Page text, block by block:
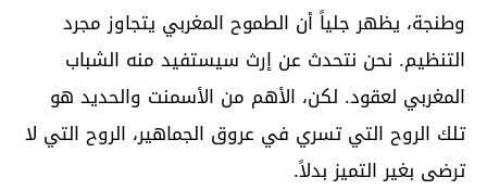
وطنجة، يظهر جلياً أن الطموح المغربي يتجاوز مجرد
التنظيم. نحن نتحدث عن إرث سيستفيد منه الشباب
المغربي لعقود. لكن، الأهم من الأسمنت والحديد هو
تلك الروح التي تسري في عروق الجماهير، الروح التي لا
ترضى بغير التميز بدلاً.